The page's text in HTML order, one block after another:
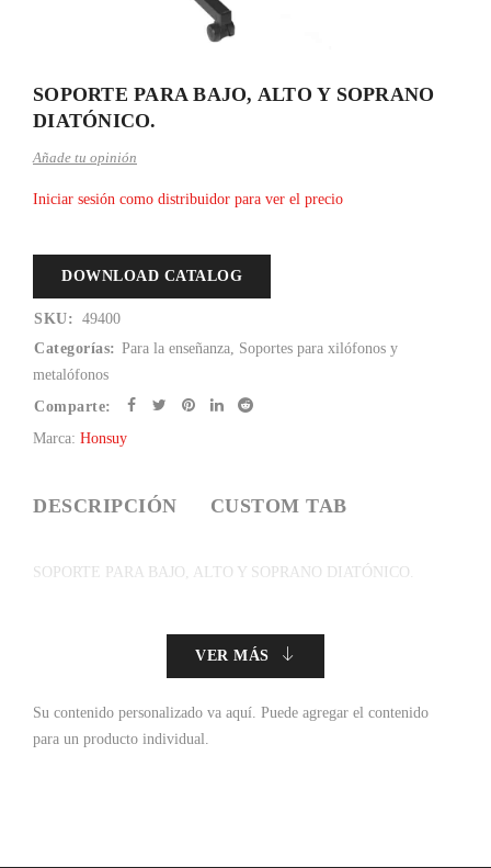
SOPORTE PARA BAJO, ALTO Y SOPRANO
DIATÓNICO.
Añade tu opinión
Iniciar sesión como distribuidor para ver el precio
DOWNLOAD CATALOG
SKU: 49400
Categorías: Para la enseñanza, Soportes para xilófonos y
metalófonos
Comparte:
Marca: Honsuy
DESCRIPCIÓN CUSTOM TAB
SOPORTE PARA BAJO, ALTO Y SOPRANO DIATÓNICO.
VER MÁS
Su contenido personalizado va aquí. Puede agregar el contenido
para un producto individual.